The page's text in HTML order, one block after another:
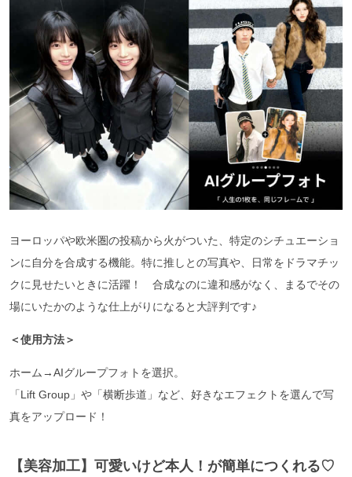
ヨーロッパや欧米圏の投稿から火がついた、特定のシチュエーショ
ンに自分を合成する機能。特に推しとの写真や、日常をドラマチッ
クに見せたいときに活躍！ 合成なのに違和感がなく、まるでその
場にいたかのような仕上がりになると大評判です♪
＜使用方法＞
ホーム→AIグループフォトを選択。
「Lift Group」や「横断歩道」など、好きなエフェクトを選んで写
真をアップロード！
【美容加工】可愛いけど本人！が簡単につくれる♡